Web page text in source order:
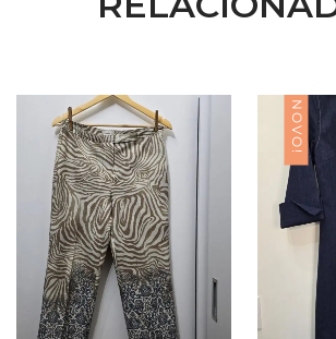
NOVO!